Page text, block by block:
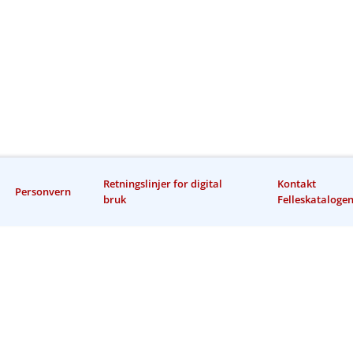
Personvern
Retningslinjer for digital
bruk
Kontakt
Felleskatalogen